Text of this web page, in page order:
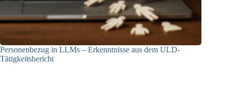
Personenbezug in LLMs – Erkenntnisse aus dem ULD-
Tätigkeitsbericht